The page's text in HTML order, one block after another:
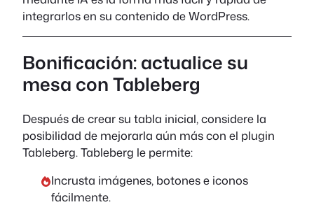
integrarlos en su contenido de WordPress.
Bonificación: actualice su
mesa con Tableberg
Después de crear su tabla inicial, considere la
posibilidad de mejorarla aún más con el plugin
Tableberg. Tableberg le permite:
Incrusta imágenes, botones e iconos
fácilmente.